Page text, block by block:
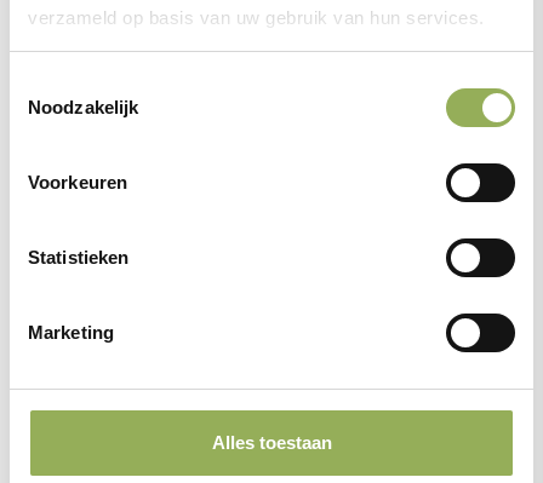
verzameld op basis van uw gebruik van hun services.
Noodzakelijk
Voorkeuren
Statistieken
Marketing
Alles toestaan
6 jun. 2026
Giessensesteeg, Giessen
zelfstandig een kijkje nemen in het fortgebouw of je kunt
het fort.